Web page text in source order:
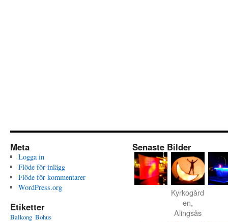
Meta
Logga in
Flöde för inlägg
Flöde för kommentarer
WordPress.org
Etiketter
Balkong Bohus
Senaste Bilder
Kyrkogård
en,
Alingsås